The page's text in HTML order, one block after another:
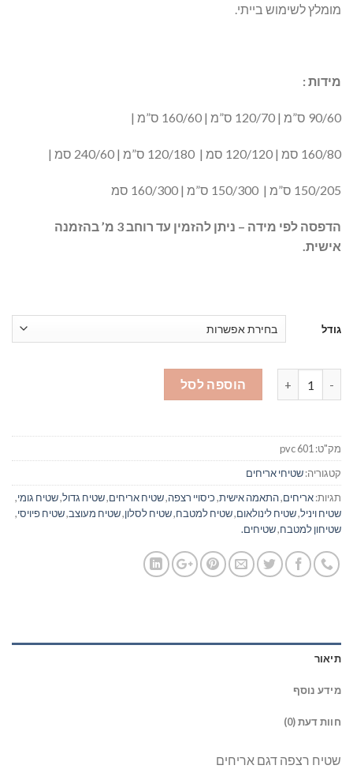
מומלץ לשימוש בייתי.
מידות :
90/60 ס”מ | 120/70 ס”מ | 160/60 ס”מ |
160/80 סמ | 120/120 סמ | 120/180 ס”מ | 240/60 סמ |
150/205 ס”מ | 150/300 ס”מ | 160/300 סמ
הדפסה לפי מידה – ניתן להזמין עד רוחב 3 מ’ בהזמנה
אישית.
גודל
כמות של הוואנה שחור ואפור בהיר - שטיח רצפה פיויסי - #601
הוספה לסל
מק"ט: pvc 601
קטגוריה:שטיחי אריחים
תגיות:אריחים,התאמה אישית,כיסויי רצפה,שטיח אריחים,שטיח גדול,שטיח גומי,
שטיח ויניל,שטיח לינולאום,שטיח למטבח,שטיח לסלון,שטיח מעוצב,שטיח פיויסי,
שטיחון למטבח,שטיחים.
תיאור
מידע נוסף
חוות דעת (0)
שטיח רצפה דגם אריחים